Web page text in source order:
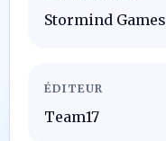
Stormind Games
ÉDITEUR
Team17